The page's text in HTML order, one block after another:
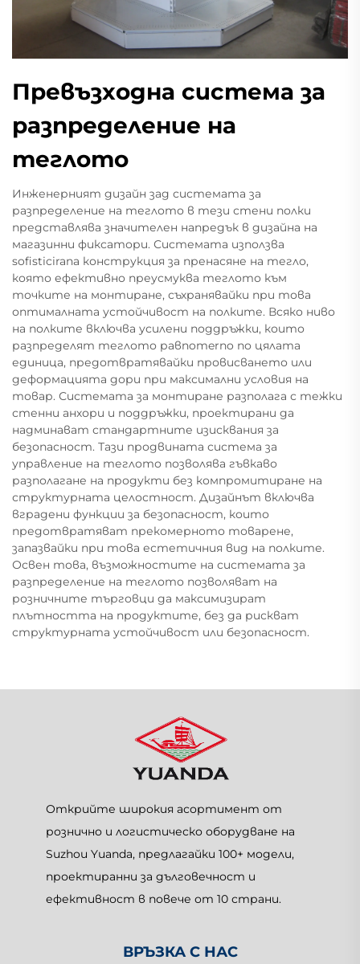
Превъзходна система за
разпределение на
теглото
Инженерният дизайн зад системата за
разпределение на теглото в тези стени полки
представлява значителен напредък в дизайна на
магазинни фиксатори. Системата използва
sofisticirana конструкция за пренасяне на тегло,
която ефективно преусмуква теглото към
точките на монтиране, съхранявайки при това
оптималната устойчивост на полките. Всяко ниво
на полките включва усилени поддръжки, които
разпределят теглото равnomerno по цялата
единица, предотвратявайки провисването или
деформацията дори при максимални условия на
товар. Системата за монтиране разполага с тежки
стенни анхори и поддръжки, проектирани да
надминават стандартните изисквания за
безопасност. Тази продвината система за
управление на теглото позволява гъвкаво
разполагане на продукти без компромитиране на
структурната целостност. Дизайнът включва
вградени функции за безопасност, които
предотвратяват прекомерното товарене,
запазвайки при това естетичния вид на полките.
Освен това, възможностите на системата за
разпределение на теглото позволяват на
розничните търговци да максимизират
плътността на продуктите, без да рискват
структурната устойчивост или безопасност.
Открийте широкия асортимент от
рознично и логистическо оборудване на
Suzhou Yuanda, предлагайки 100+ модели,
проектиранни за дълговечност и
ефективност в повече от 10 страни.
ВРЪЗКА С НАС